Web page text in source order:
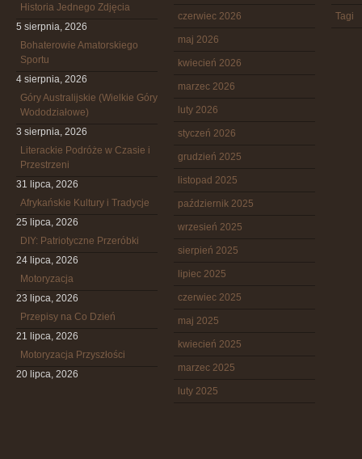
Historia Jednego Zdjęcia
5 sierpnia, 2026
Bohaterowie Amatorskiego
Sportu
4 sierpnia, 2026
Góry Australijskie (Wielkie Góry
Wododziałowe)
3 sierpnia, 2026
Literackie Podróże w Czasie i
Przestrzeni
31 lipca, 2026
Afrykańskie Kultury i Tradycje
25 lipca, 2026
DIY: Patriotyczne Przeróbki
24 lipca, 2026
Motoryzacja
23 lipca, 2026
Przepisy na Co Dzień
21 lipca, 2026
Motoryzacja Przyszłości
20 lipca, 2026
czerwiec 2026
maj 2026
kwiecień 2026
marzec 2026
luty 2026
styczeń 2026
grudzień 2025
listopad 2025
październik 2025
wrzesień 2025
sierpień 2025
lipiec 2025
czerwiec 2025
maj 2025
kwiecień 2025
marzec 2025
luty 2025
Tagi